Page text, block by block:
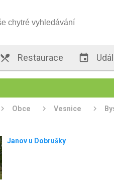
 Restaurace 
Obce Vesnice
Janov u Dobrušky